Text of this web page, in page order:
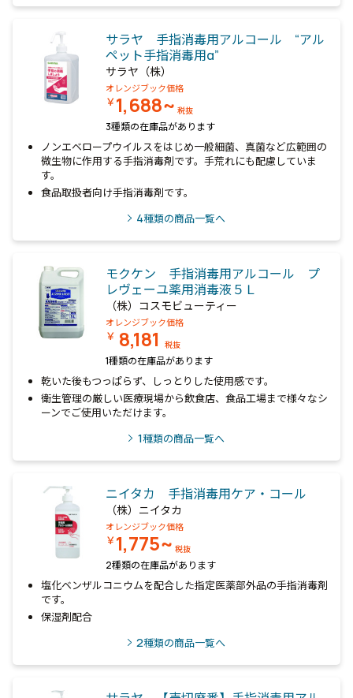
サラヤ 手指消毒用アルコール “アル
ペット手指消毒用α”
サラヤ（株）
オレンジブック価格
￥1,688~ 税抜
3種類の在庫品があります
ノンエベロープウイルスをはじめ一般細菌、真菌など広範囲の
微生物に作用する手指消毒剤です。手荒れにも配慮していま
す。
食品取扱者向け手指消毒剤です。
4種類の商品一覧へ
モクケン 手指消毒用アルコール プ
レヴェーユ薬用消毒液５Ｌ
（株）コスモビューティー
オレンジブック価格
￥ 8,181 税抜
1種類の在庫品があります
乾いた後もつっぱらず、しっとりした使用感です。
衛生管理の厳しい医療現場から飲食店、食品工場まで様々なシ
ーンでご使用いただけます。
1種類の商品一覧へ
ニイタカ 手指消毒用ケア・コール
（株）ニイタカ
オレンジブック価格
￥1,775~ 税抜
2種類の在庫品があります
塩化ベンザルコニウムを配合した指定医薬部外品の手指消毒剤
です。
保湿剤配合
2種類の商品一覧へ